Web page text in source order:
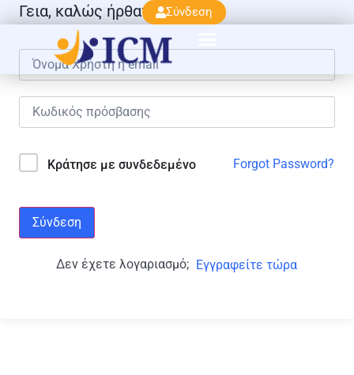
Σύνδεση
Γεια, καλώς ήρθατε πάλι!
Κράτησε με συνδεδεμένο Forgot Password?
Σύνδεση
Δεν έχετε λογαριασμό; Εγγραφείτε τώρα